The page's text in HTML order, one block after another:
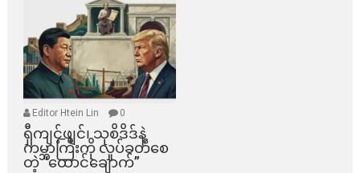
Editor Htein Lin 0
ရှီကျင့်ဖျင်၊ သုစိဒိဒ်နဲ့
ကမ္ဘာကြီးကို လှုပ်ခတ်စေ
တဲ့ “ထောင်ချောက်”